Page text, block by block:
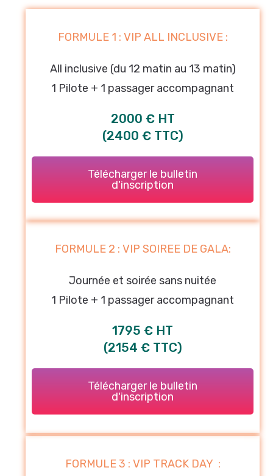
FORMULE 1 : VIP ALL INCLUSIVE :
All inclusive (du 12 matin au 13 matin)
1 Pilote + 1 passager accompagnant
2000 € HT
(2400 € TTC)
Télécharger le bulletin
d'inscription
FORMULE 2 : VIP SOIREE DE GALA:
Journée et soirée sans nuitée
1 Pilote + 1 passager accompagnant
1795 € HT
(2154 € TTC)
Télécharger le bulletin
d'inscription
FORMULE 3 : VIP TRACK DAY :